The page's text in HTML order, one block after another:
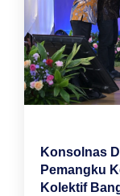
Konsolnas
Pemangku
Kolektif